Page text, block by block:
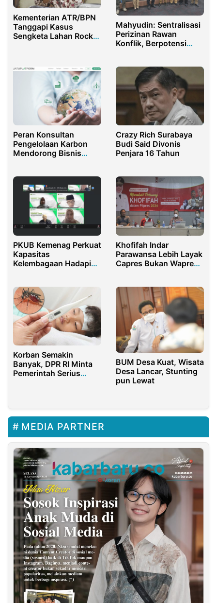
Kementerian ATR/BPN
Tanggapi Kasus
Sengketa Lahan Rocky
Mahyudin: Sentralisasi
Perizinan Rawan
Konflik, Berpotensi
Peran Konsultan
Pengelolaan Karbon
Mendorong Bisnis
Crazy Rich Surabaya
Budi Said Divonis
Penjara 16 Tahun
PKUB Kemenag Perkuat
Kapasitas
Kelembagaan Hadapi
Khofifah Indar
Parawansa Lebih Layak
Capres Bukan Wapres,
Korban Semakin
Banyak, DPR RI Minta
Pemerintah Serius
BUM Desa Kuat, Wisata
Desa Lancar, Stunting
pun Lewat
MEDIA PARTNER